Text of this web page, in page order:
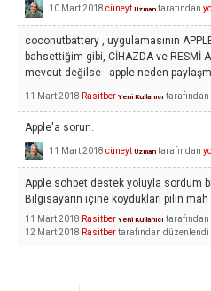
10 Mart 2018 cüneyt Uzman tarafından
coconutbattery , uygulamasının
bahsettiğim gibi, CİHAZDA ve RESMİ
mevcut değilse - apple neden
11 Mart 2018 Rasitber Yeni Kullanıcı tarafından
Apple'a sorun.
11 Mart 2018 cüneyt Uzman tarafından
Apple sohbet destek yoluyla sordum
Bilgisayarın içine koydukları pilin
11 Mart 2018 Rasitber Yeni Kullanıcı tarafından
12 Mart 2018 Rasitbertarafından düzenlendi